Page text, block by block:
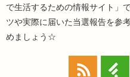
で生活するための情報サイト」
ツや実際に届いた当選報告を参
めましょう☆